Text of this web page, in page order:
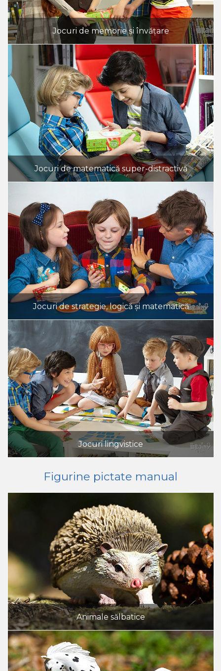
Jocuri de memorie și învățare
Jocuri de matematică super-distractivă
Jocuri de strategie, logică și matematică
Jocuri lingvistice
Figurine pictate manual
Animale sălbatice